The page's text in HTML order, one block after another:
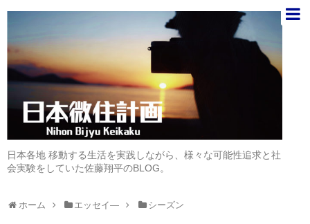
日本各地 移動する生活を実践しながら、様々な可能性追求と社
会実験をしていた佐藤翔平のBLOG。
ホーム エッセイ― シーズン